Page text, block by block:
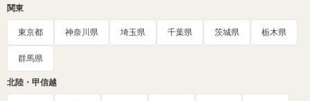
関東
東京都 神奈川県 埼玉県 千葉県 茨城県 栃木県
群馬県
北陸・甲信越